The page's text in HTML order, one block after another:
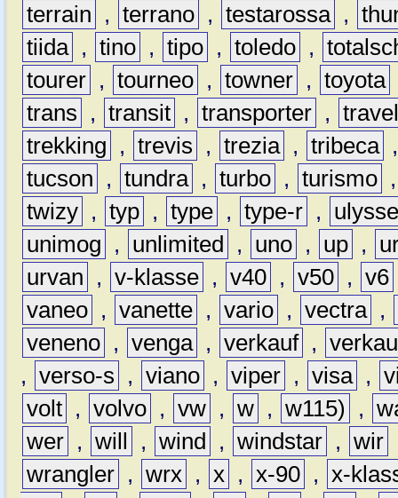
terrain
, terrano , testarossa ,
tiida , tino , tipo , toledo ,
tourer , tourneo , towner , toyota
trans
, transit , transporter ,
trekking
, trevis , trezia , tribeca
tucson
, tundra , turbo , turismo
twizy , typ , type , type-r ,
unimog
, unlimited , uno , up ,
urvan
, v-klasse , v40 , v50 , v6
vaneo , vanette , vario , vectra ,
veneno , venga , verkauf ,
, verso-s , viano , viper , visa ,
volt , volvo , vw , w , w115) ,
wer , will , wind , windstar , wir
wrangler , wrx , x , x-90 , x-